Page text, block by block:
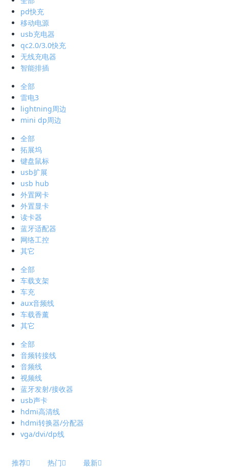
pd快充
移动电源
usb充电器
qc2.0/3.0快充
无线充电器
智能排插
全部
雷电3
lightning周边
mini dp周边
全部
拓展坞
键盘鼠标
usb扩展
usb hub
外置网卡
外置显卡
读卡器
蓝牙适配器
网络工控
其它
全部
车载支架
车充
aux音频线
车载香薰
其它
全部
音频转接线
音频线
视频线
蓝牙发射/接收器
usb声卡
hdmi高清线
hdmi转换器/分配器
vga/dvi/dp线
推荐 热门 最新